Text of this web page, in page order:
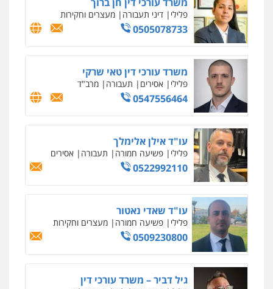
פלילי בטחוני צבאי נזיקין
0547780927
עו"ד אסף גונן
פלילי פשע חמור תעבורה צבא מעצרים
וחקירות
0542255161
גל דהן – משרד עורך דין פלילי
פלילי פשיעה חמורה סמים מעצרים
וחקירות
0544723840
עו"ד ראוף נג'אר
פלילי עורכי דין לענייני אסירים מעצרים
סמים רכוש
0548009246